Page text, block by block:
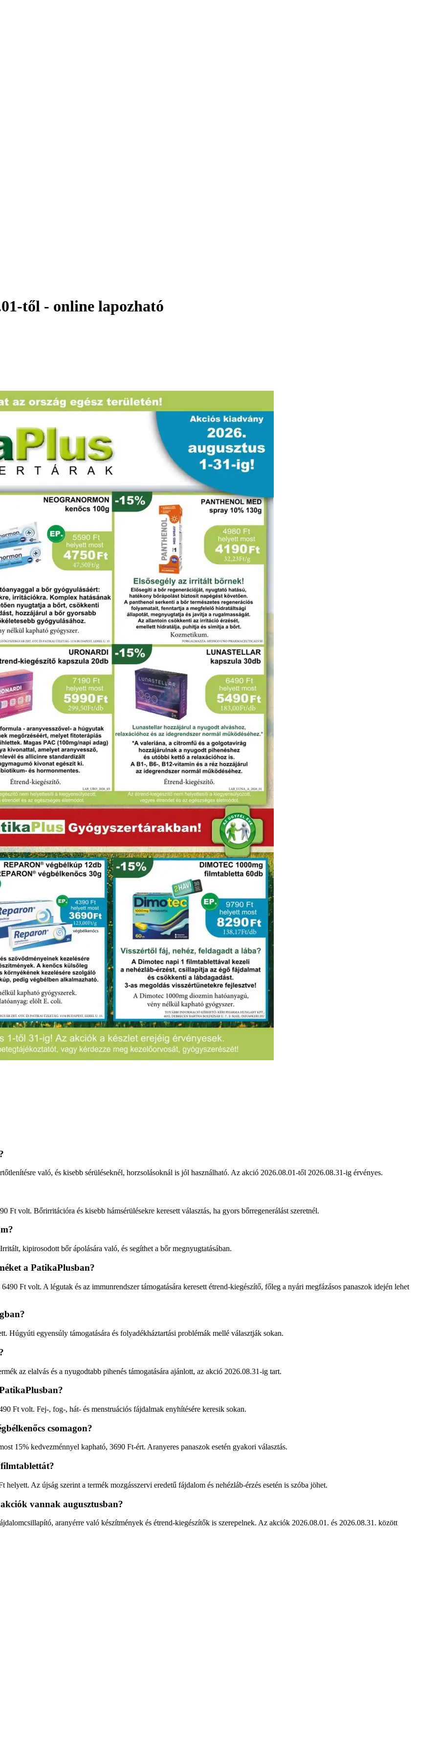
től - online lapozható
való, és kisebb sérüléseknél, horzsolásoknál is jól használható. Az akció 2026.08.01-től 2026.08.31-ig érvényes.
Ft volt. Bőrirritációra és kisebb hámsérülésekre keresett választás, ha gyors bőrregenerálást szeretnél.
kipirosodott bőr ápolására való, és segíthet a bőr megnyugtatásában.
a PatikaPlusban?
Ft volt. A légutak és az immunrendszer támogatására keresett étrend-kiegészítő, főleg a nyári megfázásos panaszok idején lehet
Húgyúti egyensúly támogatására és folyadékháztartási problémák mellé választják sokan.
az elalvás és a nyugodtabb pihenés támogatására ajánlott, az akció 2026.08.31-ig tart.
Ft volt. Fej-, fog-, hát- és menstruációs fájdalmak enyhítésére keresik sokan.
csomagon?
15% kedvezménnyel kapható, 3690 Ft-ért. Aranyeres panaszok esetén gyakori választás.
Az újság szerint a termék mozgásszervi eredetű fájdalom és nehézláb-érzés esetén is szóba jöhet.
vannak augusztusban?
aranyérre való készítmények és étrend-kiegészítők is szerepelnek. Az akciók 2026.08.01. és 2026.08.31. között